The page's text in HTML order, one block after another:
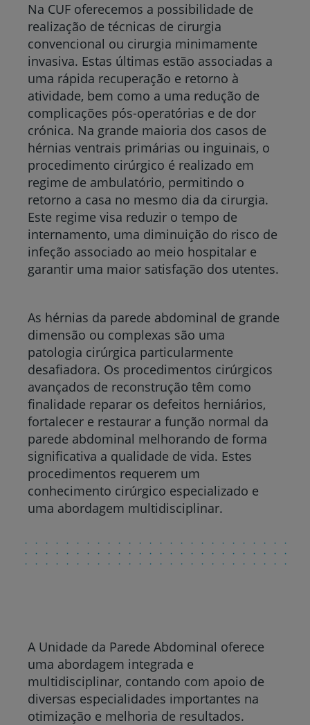
Na CUF oferecemos a possibilidade de
realização de técnicas de cirurgia
convencional ou cirurgia minimamente
invasiva. Estas últimas estão associadas a
uma rápida recuperação e retorno à
atividade, bem como a uma redução de
complicações pós-operatórias e de dor
crónica. Na grande maioria dos casos de
hérnias ventrais primárias ou inguinais, o
procedimento cirúrgico é realizado em
regime de ambulatório, permitindo o
retorno a casa no mesmo dia da cirurgia.
Este regime visa reduzir o tempo de
internamento, uma diminuição do risco de
infeção associado ao meio hospitalar e
garantir uma maior satisfação dos utentes.
As hérnias da parede abdominal de grande
dimensão ou complexas são uma
patologia cirúrgica particularmente
desafiadora. Os procedimentos cirúrgicos
avançados de reconstrução têm como
finalidade reparar os defeitos herniários,
fortalecer e restaurar a função normal da
parede abdominal melhorando de forma
significativa a qualidade de vida. Estes
procedimentos requerem um
conhecimento cirúrgico especializado e
uma abordagem multidisciplinar.
A Unidade da Parede Abdominal oferece
uma abordagem integrada e
multidisciplinar, contando com apoio de
diversas especialidades importantes na
otimização e melhoria de resultados.